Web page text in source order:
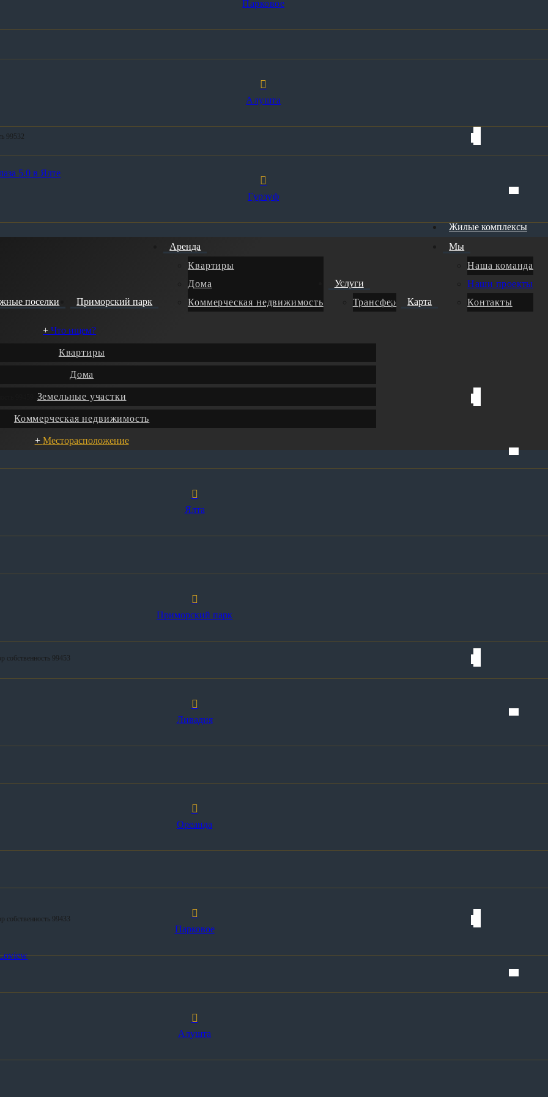
Парковое
Алушта
Гурзуф
Жилые комплексы
поселки Приморский парк
Аренда
Квартиры
Дома
Коммерческая недвижимость
Услуги
Трансфер
Карта
Мы
Наша команда
Наши проекты
Контакты
Что ищем?
Квартиры
Дома
Земельные участки
Коммерческая недвижимость
Месторасположение
Ялта
Приморский парк
Ливадия
Ореанда
Парковое
Алушта
99532
5.0 в Ялте
собственность 99453
собственность 99433